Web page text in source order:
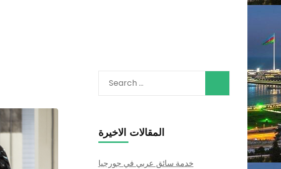
Search
for:
المقالات الاخيرة
خدمة سائق عربي في جورجيا